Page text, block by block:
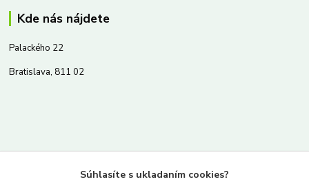
Kde nás nájdete
Palackého 22
Bratislava, 811 02
Súhlasíte s ukladaním cookies?